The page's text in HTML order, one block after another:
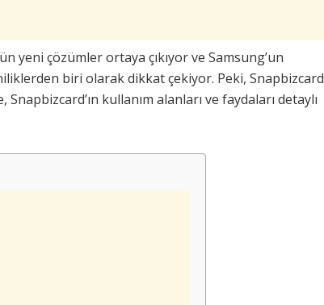
yeni çözümler ortaya çıkıyor ve Samsung’un
biri olarak dikkat çekiyor. Peki, Snapbizcard
kullanım alanları ve faydaları detaylı